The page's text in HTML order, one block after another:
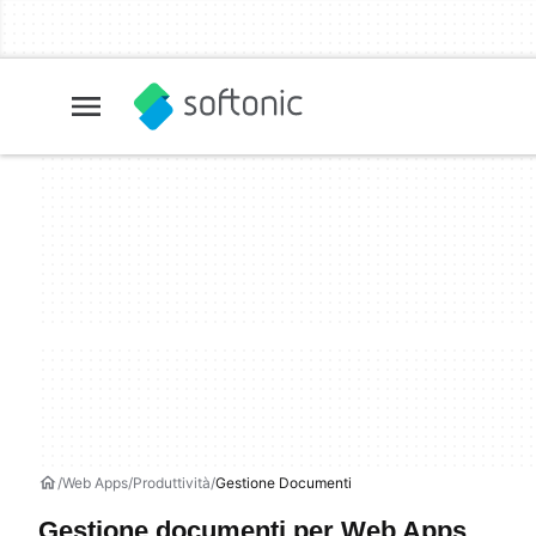
Web Apps Produttività Gestione Documenti